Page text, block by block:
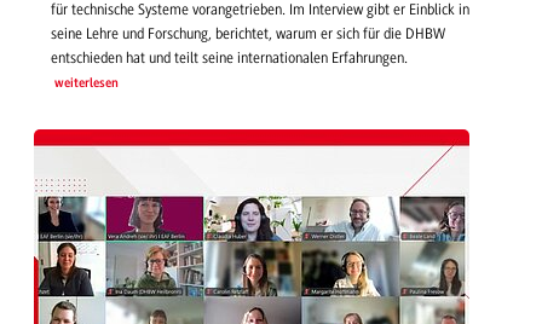
für technische Systeme vorangetrieben. Im Interview gibt er Einblick in
seine Lehre und Forschung, berichtet, warum er sich für die DHBW
entschieden hat und teilt seine internationalen Erfahrungen.
weiterlesen